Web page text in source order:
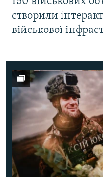
створили
військової